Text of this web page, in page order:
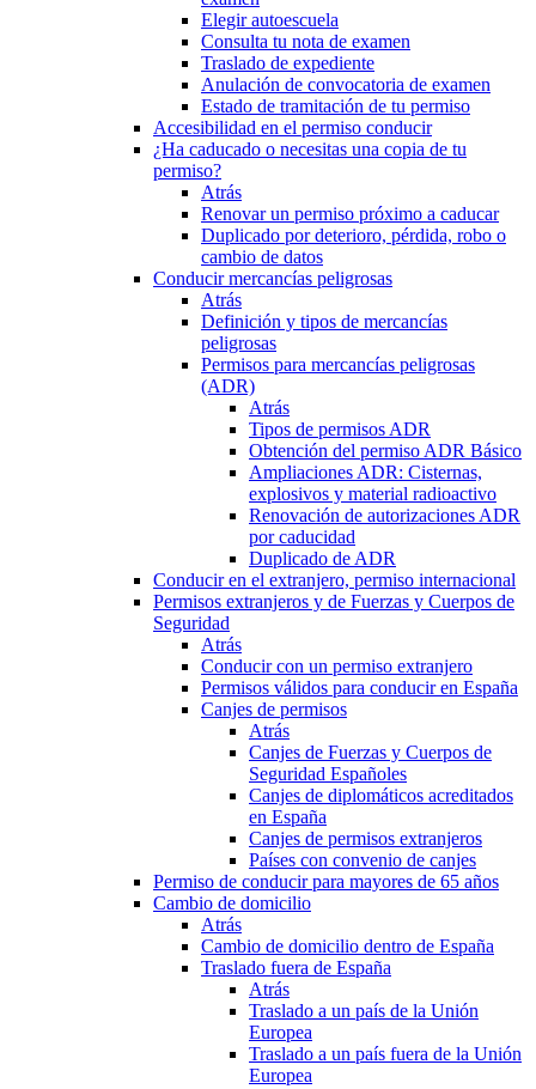
Elegir autoescuela
Consulta tu nota de examen
Traslado de expediente
Anulación de convocatoria de examen
Estado de tramitación de tu permiso
Accesibilidad en el permiso conducir
¿Ha caducado o necesitas una copia de tu
permiso?
Atrás
Renovar un permiso próximo a caducar
Duplicado por deterioro, pérdida, robo o
cambio de datos
Conducir mercancías peligrosas
Atrás
Definición y tipos de mercancías
peligrosas
Permisos para mercancías peligrosas
(ADR)
Atrás
Tipos de permisos ADR
Obtención del permiso ADR Básico
Ampliaciones ADR: Cisternas,
explosivos y material radioactivo
Renovación de autorizaciones ADR
por caducidad
Duplicado de ADR
Conducir en el extranjero, permiso internacional
Permisos extranjeros y de Fuerzas y Cuerpos de
Seguridad
Atrás
Conducir con un permiso extranjero
Permisos válidos para conducir en España
Canjes de permisos
Atrás
Canjes de Fuerzas y Cuerpos de
Seguridad Españoles
Canjes de diplomáticos acreditados
en España
Canjes de permisos extranjeros
Países con convenio de canjes
Permiso de conducir para mayores de 65 años
Cambio de domicilio
Atrás
Cambio de domicilio dentro de España
Traslado fuera de España
Atrás
Traslado a un país de la Unión
Europea
Traslado a un país fuera de la Unión
Europea